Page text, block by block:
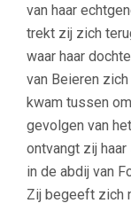
van haar
trekt zij zich
waar haar
van Beieren
kwam tussen
gevolgen van
ontvangt zij haar
in de abdij van
Zij begeeft zich